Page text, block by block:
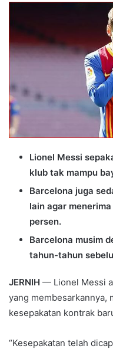
Lionel Messi
klub tak mampu
Barcelona juga
lain agar
persen.
Barcelona musim
tahun-tahun
JERNIH — Lionel Messi
yang membesarkannya,
kesepakatan kontrak
“Kesepakatan telah